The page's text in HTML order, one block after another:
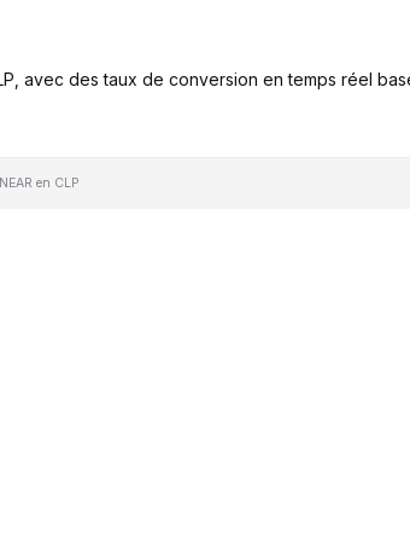
avec des taux de conversion en temps réel
en CLP